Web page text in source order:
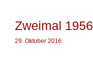
e
Zweimal 1956
29. Oktober 2016